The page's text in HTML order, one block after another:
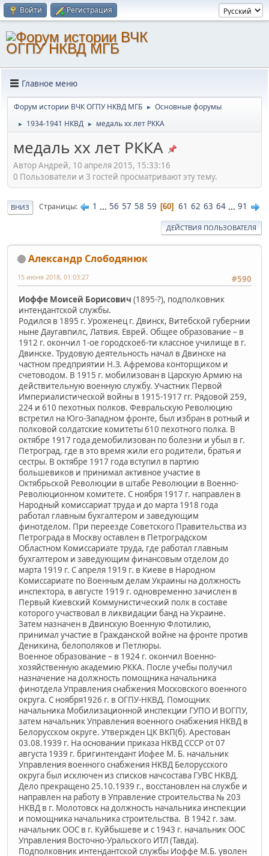
Войти Регистрация
Главное меню
Форум истории ВЧК ОГПУ НКВД МГБ ► Основные форумы
► 1934-1941 НКВД ► медаль хх лет РККА
медаль хх лет РККА
Автор Андрей, 10 апреля 2015, 15:33:16
0 Пользователи и 3 гостей просматривают эту тему.
ВНИЗ Страницы 1 ... 56 57 58 59 60 61 62 63 64 ... 91
ДЕЙСТВИЯ ПОЛЬЗОВАТЕЛЯ
Александр Слободянюк
#590
15 июня 2018, 01:03:27
Иоффе Моисей Борисович (1895-?), подполковник
интендантской службы.
Родился в 1895 г. Уроженец г. Двинск, Витебской губернии
ныне Даугавпилс, Латвия. Еврей. Общее образование – в
1912 г. окончил 1-ое городское6-ти классное училище в г.
Двинске. Трудовую деятельность начал в Двинске на
частном предприятии Н.З. Афремова конторщиком и
счетоводом. В 1915 г. мобилизован в Царскую Армию на
действительную военную службу. Участник Первой
Империалистической войны в 1915-1917 гг. Рядовой 259,
224 и 610 пехотных полков. Февральскую Революцию
встретил на Юго-Западном фронте, был избран в ротный и
полковой солдатские комитеты 610 пехотного полка. В
октябре 1917 года демобилизован по болезни и убыл в г.
Петроград, где в это время жили его родители, братья и
сестры. В октябре 1917 года вступил в партию
большевиков и принимал активное участие в
Октябрьской Революции в штабе Революции в Военно-
Революционном комитете. С ноября 1917 г. направлен в
Народный комиссариат труда и до марта 1918 года
работал главным бухгалтером и заведующим
финотделом. При переезде Советского Правительства из
Петрограда в Москву оставлен в Петроградском
Областном Комиссариате труда, где работал главным
бухгалтером и заведующим финансовым отделом до
марта 1919 г. С апреля 1919 г. в Киеве в Народном
Комиссариате по Военным делам Украины на должность
инспектора, в августе 1919 г. одновременно зачислен в
Первый Киевский Коммунистический полк в составе
которого участвовал в ликвидации банд на Украине.
Затем назначен в Двинскую Военную Флотилию,
принимал участие в Гражданской войне на фронте против
Деникина, белополяков и Петлюры.
Военное образование – в 1924 г. окончил Военно-
хозяйственную академию РККА. После учебы получил
назначение на должность помощника начальника
финотдела Управления снабжения Московского военного
округа. С ноября1926 г. в ОГПУ-НКВД. Помощник
начальника Мобилизационной инспекции ГУПО И ВОГПУ,
затем начальник Управления военного снабжения НКВД в
Белорусском округе. Утвержден ЦК ВКП(б). Арестован
03.08.1939 г. На основании приказа НКВД СССР от 07
августа 1939 г. бригинтендант Иофее М. Б. начальник
Управления военного снабжения НКВД Белорусского
округа был исключен из списков начсостава ГУВС НКВД.
Дело прекращено 25.10.1939 г., восстановлен на службе и
направлен на работу в Управление строительства № 203
НКВД в г. Молотовск на должность начальника инспекции
и помощника начальника строительства. В 1942 г. зам.
начальник ООС в г. Куйбышеве и с 1943 г. начальник ООС
Управления Восточно-Уральского ИТЛ (Тавда).
Подполковник интендантской службы Иоффе М.Б. уволен